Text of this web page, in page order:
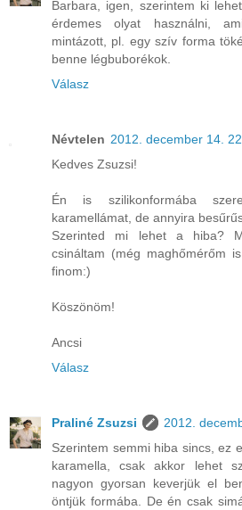
Barbara, igen, szerintem ki
érdemes olyat használni,
mintázott, pl. egy szív forma
benne légbuborékok.
Válasz
Névtelen 2012. december 14.
Kedves Zsuzsi!
Én is szilikonformába
karamellámat, de annyira
Szerinted mi lehet a hiba?
csináltam (még maghőmérőm
finom:)
Köszönöm!
Ancsi
Válasz
Praliné Zsuzsi
2012.
Szerintem semmi hiba sincs, ez
karamella, csak akkor lehet
nagyon gyorsan keverjük el
öntjük formába. De én csak